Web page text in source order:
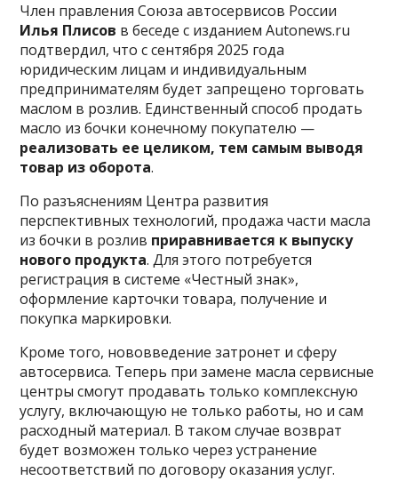
Член правления Союза автосервисов России
Илья Плисов в беседе с изданием Autonews.ru
подтвердил, что с сентября 2025 года
юридическим лицам и индивидуальным
предпринимателям будет запрещено торговать
маслом в розлив. Единственный способ продать
масло из бочки конечному покупателю —
реализовать ее целиком, тем самым выводя
товар из оборота.
По разъяснениям Центра развития
перспективных технологий, продажа части масла
из бочки в розлив приравнивается к выпуску
нового продукта. Для этого потребуется
регистрация в системе «Честный знак»,
оформление карточки товара, получение и
покупка маркировки.
Кроме того, нововведение затронет и сферу
автосервиса. Теперь при замене масла сервисные
центры смогут продавать только комплексную
услугу, включающую не только работы, но и сам
расходный материал. В таком случае возврат
будет возможен только через устранение
несоответствий по договору оказания услуг.